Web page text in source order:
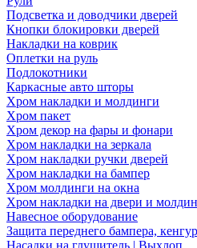
Подсветка и доводчики дверей
Кнопки блокировки дверей
Накладки на коврик
Оплетки на руль
Подлокотники
Каркасные авто шторы
Хром накладки и молдинги
Хром пакет
Хром декор на фары и фонари
Хром накладки на зеркала
Хром накладки ручки дверей
Хром накладки на бампер
Хром молдинги на окна
Хром накладки на двери и
Навесное оборудование
Защита переднего бампера,
Насадки на глушитель | Выхлоп